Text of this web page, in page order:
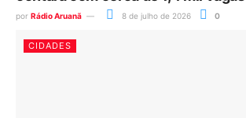
por Rádio Aruanã 8 de julho de 2026 0
CIDADES